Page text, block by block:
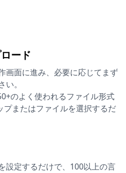
ード
画面に進み、必要に応じてまず
。
のよく使われるファイル形式
またはファイルを選択するだ
設定するだけで、100以上の言